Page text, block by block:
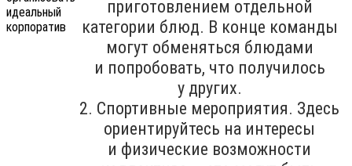
приготовлением отдельной
категории блюд. В конце команды
могут обменяться блюдами
и попробовать, что получилось
у других.
2. Спортивные мероприятия. Здесь
ориентируйтесь на интересы
и физические возможности